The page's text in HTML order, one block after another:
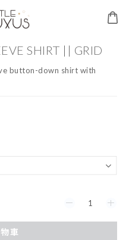
SHIRT || GRID
button-down shirt with
車